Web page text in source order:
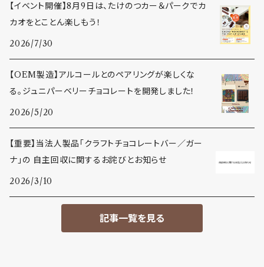
【イベント開催】8月9日は、たけのつカー＆パークでカ
カオをとことん楽しもう！
2026/7/30
【OEM製造】アルコールとのペアリングが楽しくな
る。ジュニパーベリーチョコレートを開発しました！
2026/5/20
【重要】当法人製品「クラフトチョコレートバー／ガー
ナ」の 自主回収に関するお詫びとお知らせ
2026/3/10
記事一覧を見る